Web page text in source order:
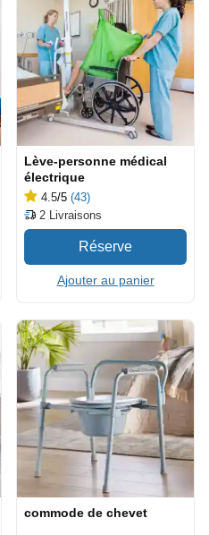
Lève-personne médical
électrique
4.5/5 (43)
2 Livraisons
Ajouter au panier
commode de chevet